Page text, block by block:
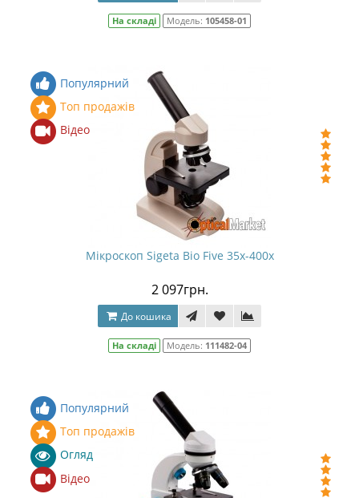
На складі Модель: 105458-01
Популярний
Топ продажів
Відео
Мікроскоп Sigeta Bio Five 35x-400x
2 097грн.
До кошика
На складі Модель: 111482-04
Популярний
Топ продажів
Огляд
Відео